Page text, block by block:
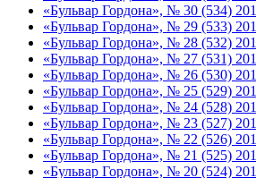
«Бульвар Гордона», № 30 (534)
«Бульвар Гордона», № 29 (533)
«Бульвар Гордона», № 28 (532)
«Бульвар Гордона», № 27 (531)
«Бульвар Гордона», № 26 (530)
«Бульвар Гордона», № 25 (529)
«Бульвар Гордона», № 24 (528)
«Бульвар Гордона», № 23 (527)
«Бульвар Гордона», № 22 (526)
«Бульвар Гордона», № 21 (525)
«Бульвар Гордона», № 20 (524)